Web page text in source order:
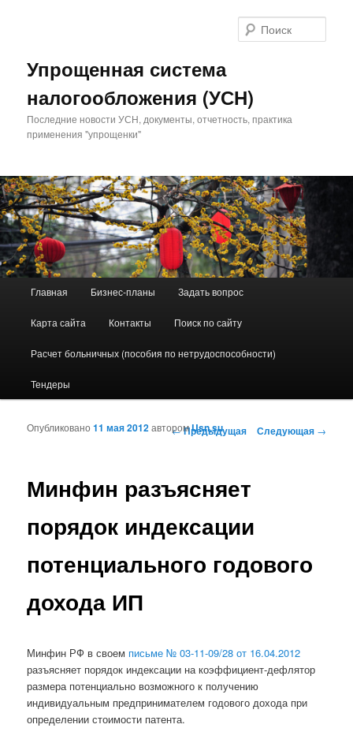
Упрощенная система
налогообложения (УСН)
Последние новости УСН, документы, отчетность, практика
применения "упрощенки"
Перейти к основному содержимому
Перейти к дополнительному содержимому
Главная Бизнес-планы Задать вопрос
Карта сайта Контакты Поиск по сайту
Расчет больничных (пособия по нетрудоспособности)
Тендеры
Навигация по записям
←Предыдущая Следующая →
Минфин разъясняет
порядок индексации
потенциального годового
дохода ИП
Опубликовано11 мая 2012авторомUsn.su
Минфин РФ в своем письме № 03-11-09/28 от 16.04.2012
разъясняет порядок индексации на коэффициент-дефлятор
размера потенциально возможного к получению
индивидуальным предпринимателем годового дохода при
определении стоимости патента.